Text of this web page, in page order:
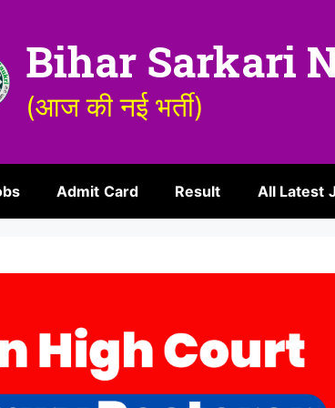
Bihar Sarkari
(आज की नई भर्ती)
Admit Card Result All Latest